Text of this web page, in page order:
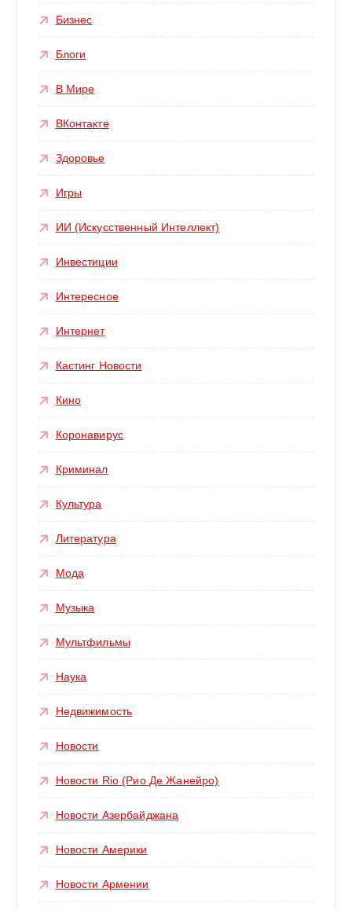
Бизнес
Блоги
В Мире
ВКонтакте
Здоровье
Игры
ИИ (Искусственный Интеллект)
Инвестиции
Интересное
Интернет
Кастинг Новости
Кино
Коронавирус
Криминал
Культура
Литература
Мода
Музыка
Мультфильмы
Наука
Недвижимость
Новости
Новости Rio (Рио Де Жанейро)
Новости Азербайджана
Новости Америки
Новости Армении